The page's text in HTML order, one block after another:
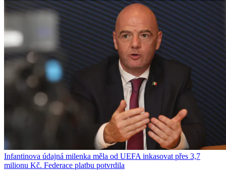
Infantinova údajná milenka měla od UEFA inkasovat přes 3,7
milionu Kč. Federace platbu potvrdila